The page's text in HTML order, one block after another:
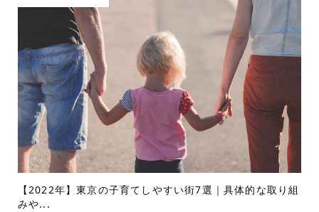
【2022年】東京の子育てしやすい街7選｜具体的な取り組
みや...